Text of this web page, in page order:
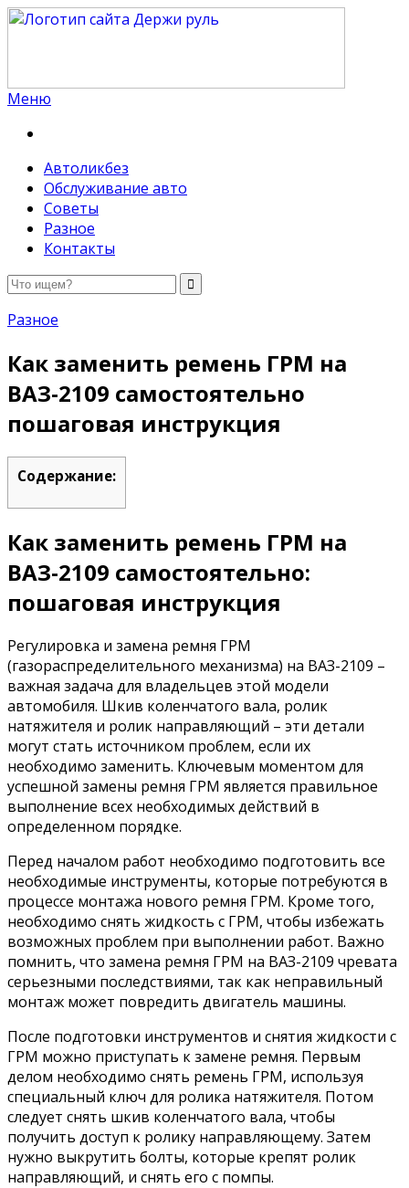
Меню
Автоликбез
Обслуживание авто
Советы
Разное
Контакты
Разное
Как заменить ремень ГРМ на
ВАЗ-2109 самостоятельно
пошаговая инструкция
Содержание:
Как заменить ремень ГРМ на
ВАЗ-2109 самостоятельно:
пошаговая инструкция
Регулировка и замена ремня ГРМ
(газораспределительного механизма) на ВАЗ-2109 –
важная задача для владельцев этой модели
автомобиля. Шкив коленчатого вала, ролик
натяжителя и ролик направляющий – эти детали
могут стать источником проблем, если их
необходимо заменить. Ключевым моментом для
успешной замены ремня ГРМ является правильное
выполнение всех необходимых действий в
определенном порядке.
Перед началом работ необходимо подготовить все
необходимые инструменты, которые потребуются в
процессе монтажа нового ремня ГРМ. Кроме того,
необходимо снять жидкость с ГРМ, чтобы избежать
возможных проблем при выполнении работ. Важно
помнить, что замена ремня ГРМ на ВАЗ-2109 чревата
серьезными последствиями, так как неправильный
монтаж может повредить двигатель машины.
После подготовки инструментов и снятия жидкости с
ГРМ можно приступать к замене ремня. Первым
делом необходимо снять ремень ГРМ, используя
специальный ключ для ролика натяжителя. Потом
следует снять шкив коленчатого вала, чтобы
получить доступ к ролику направляющему. Затем
нужно выкрутить болты, которые крепят ролик
направляющий, и снять его с помпы.